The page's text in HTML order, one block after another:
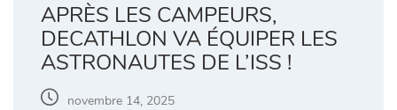
APRÈS LES CAMPEURS,
DECATHLON VA ÉQUIPER LES
ASTRONAUTES DE L’ISS !
novembre 14, 2025